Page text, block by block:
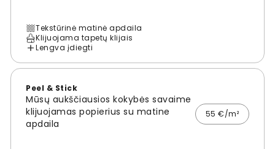
Tekstūrinė matinė apdaila
Klijuojama tapetų klijais
Lengva įdiegti
Peel & Stick
Mūsų aukščiausios kokybės savaime
klijuojamas popierius su matine
apdaila
55 €/m²